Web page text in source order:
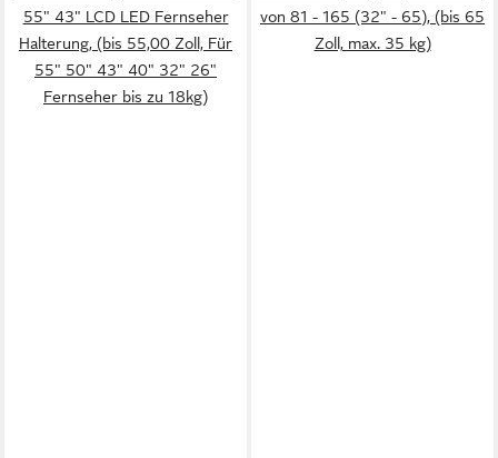
55" 43" LCD LED Fernseher
Halterung, (bis 55,00 Zoll, Für
55" 50" 43" 40" 32" 26"
Fernseher bis zu 18kg)
von 81 - 165 (32" - 65), (bis 65
Zoll, max. 35 kg)